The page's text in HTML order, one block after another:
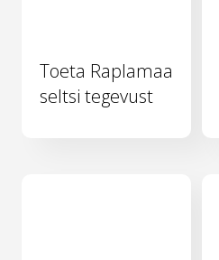
Toeta Raplamaa
seltsi tegevust